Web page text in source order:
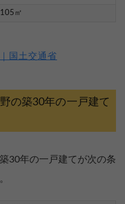
105㎡
国土交通省
の築30年の一戸建て
30年の一戸建てが次の条